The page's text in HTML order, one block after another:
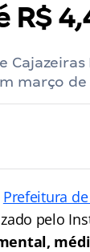
R$
março
Prefeitura de
pelo